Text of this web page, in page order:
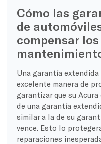
Cómo las
de
compensar
Una garantía
excelente manera de
garantizar que su
de una garantía
similar a la de su
vence. Esto lo
reparaciones